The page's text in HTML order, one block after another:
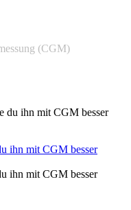
(CGM)
ihn mit CGM besser
ihn mit CGM besser